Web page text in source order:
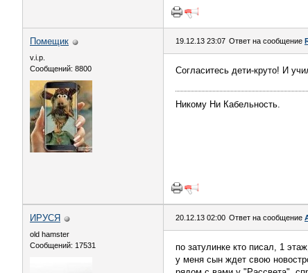
Помещик
v.i.p.
Сообщений: 8800
19.12.13 23:07 Ответ на сообщение
Согласитесь дети-круто! И
Никому Ни Кабельность.
ИРУСЯ
old hamster
Сообщений: 17531
20.12.13 02:00 Ответ на сообщение
по затулинке кто писал, 1
у меня сын ждет свою